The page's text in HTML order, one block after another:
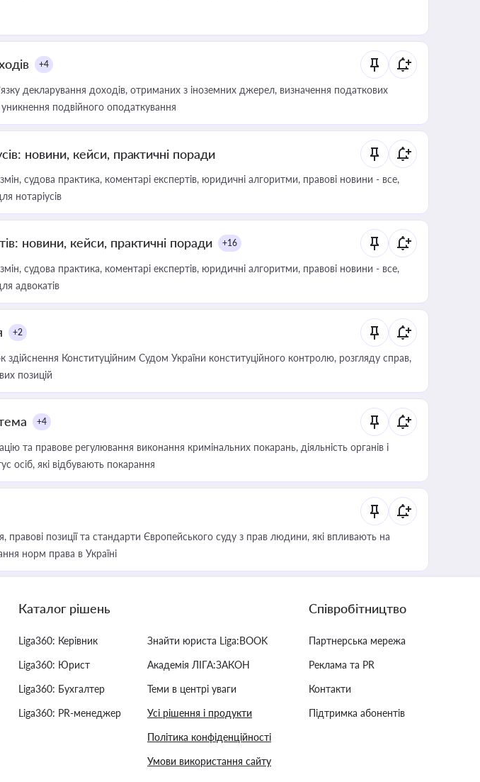
+4
декларування доходів, отриманих з іноземних джерел, визначення податкових
подвійного оподаткування
новини, кейси, практичні поради
судова практика, коментарі експертів, юридичні алгоритми, правові новини - все,
нотаріусів
новини, кейси, практичні поради +16
судова практика, коментарі експертів, юридичні алгоритми, правові новини - все,
адвокатів
+2
Конституційним Судом України конституційного контролю, розгляду справ,
позицій
+4
та правове регулювання виконання кримінальних покарань, діяльність органів і
осіб, які відбувають покарання
правові позиції та стандарти Європейського суду з прав людини, які впливають на
норм права в Україні
Каталог рішень
Liga360: Керівник
Liga360: Юрист
Liga360: Бухгалтер
Liga360: PR-менеджер
Знайти юриста Liga:BOOK
Академія ЛІГА:ЗАКОН
Теми в центрі уваги
Усі рішення і продукти
Політика конфіденційності
Умови використання сайту
Співробітництво
Партнерська мережа
Реклама та PR
Контакти
Підтримка абонентів